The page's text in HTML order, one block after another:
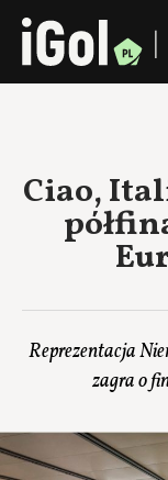
Ciao,
Reprezentacja
zagra o